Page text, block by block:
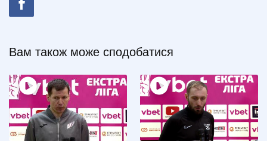
Вам також може сподобатися